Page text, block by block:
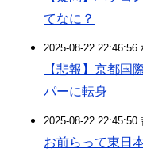
てなに？
2025-08-22 22:46:56
【悲報】京都
パーに転身
2025-08-22 22:45:50
お前らって東日